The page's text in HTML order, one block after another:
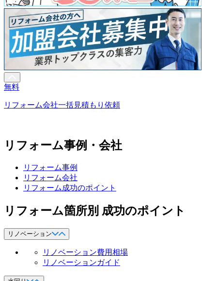
無料
リフォーム会社一括見積もり依頼
リフォーム事例・会社
リフォーム事例
リフォーム会社
リフォーム成功のポイント
リフォーム箇所別 成功のポイント
リノベーション
リノベーション費用相場
リノベーションガイド